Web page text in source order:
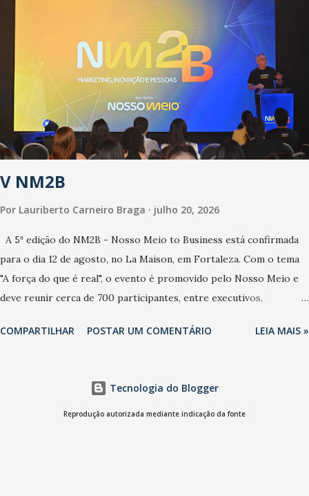
em formas de reconhecimento da população suspeita e de
cuidados com os ambientes públicos e domiciliares. “Nós não
estamos vivendo uma epidemia comum, como temos em todos os
anos, com aumento de casos de dengue, influenza ou H1N1. Trata-
se de uma epidemia com um vírus diferente, com um poder de
contaminação maior que outros coronavírus”, apontou o
secretário. Segundo ele, é uma epidemia com chance de
contaminação alta, podendo gerar um grande risco à população e
ao sistema de saúde. “Precisamos saber fazer a estratificação do
risco da doença, para não so...
V NM2B
Por Lauriberto Carneiro Braga julho 20, 2026
A 5ª edição do NM2B - Nosso Meio to Business está confirmada
para o dia 12 de agosto, no La Maison, em Fortaleza. Com o tema
"A força do que é real", o evento é promovido pelo Nosso Meio e
deve reunir cerca de 700 participantes, entre executivos,
Desde 2022, o NM2B consolidou-se como um dos principais
Banco do Nordeste, LinkedIn, VISA, Grupo 3corações, TikTok e M.
Dias Branco. A nova edição chega em um momento em que
COMPARTILHAR POSTAR UM COMENTÁRIO LEIA MAIS »
Tecnologia do Blogger
Reprodução autorizada mediante indicação da fonte